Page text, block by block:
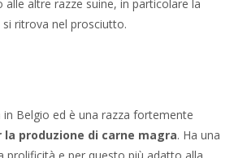
alle altre razze suine, in particolare la
ritrova nel prosciutto.
in Belgio ed è una razza fortemente
produzione di carne magra. Ha una
prolificità e per questo più adatto alla